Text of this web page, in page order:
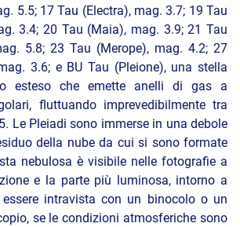
5.5; 17 Tau (Electra), mag. 3.7; 19 Tau
3.4; 20 Tau (Maia), mag. 3.9; 21 Tau
5.8; 23 Tau (Merope), mag. 4.2; 27
3.6; e BU Tau (Pleione), una stella
esteso che emette anelli di gas a
fluttuando imprevedibilmente tra
Le Pleiadi sono immerse in una debole
della nube da cui si sono formate
nebulosa è visibile nelle fotografie a
e la parte più luminosa, intorno a
essere intravista con un binocolo o un
se le condizioni atmosferiche sono